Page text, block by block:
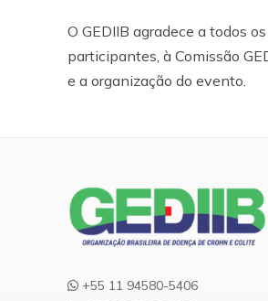
O GEDIIB agradece a todos os
participantes, à Comissão
e a organização do evento.
+55 11 94580-5406